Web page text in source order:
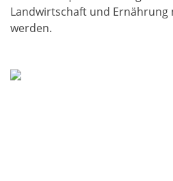
Landwirtschaft und Ernährung
werden.